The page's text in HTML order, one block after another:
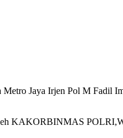
Metro Jaya Irjen Pol M Fadil
KAKORBINMAS